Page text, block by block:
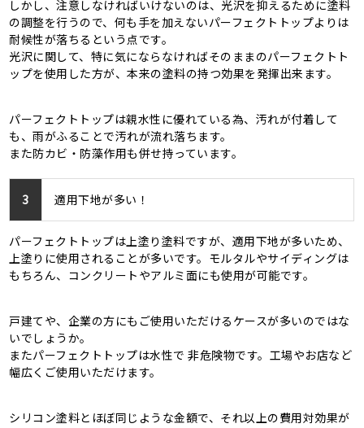
しかし、注意しなければいけないのは、光沢を抑えるために塗料
の調整を行うので、何も手を加えないパーフェクトトップよりは
耐候性が落ちるという点です。
光沢に関して、特に気にならなければそのままのパーフェクトト
ップを使用した方が、本来の塗料の持つ効果を発揮出来ます。
パーフェクトトップは親水性に優れている為、汚れが付着して
も、雨がふることで汚れが流れ落ちます。
また防カビ・防藻作用も併せ持っています。
3 適用下地が多い！
パーフェクトトップは上塗り塗料ですが、適用下地が多いため、
上塗りに使用されることが多いです。モルタルやサイディングは
もちろん、コンクリートやアルミ面にも使用が可能です。
戸建てや、企業の方にもご使用いただけるケースが多いのではな
いでしょうか。
またパーフェクトトップは水性で 非危険物です。工場やお店など
幅広くご使用いただけます。
シリコン塗料とほぼ同じような金額で、それ以上の費用対効果が